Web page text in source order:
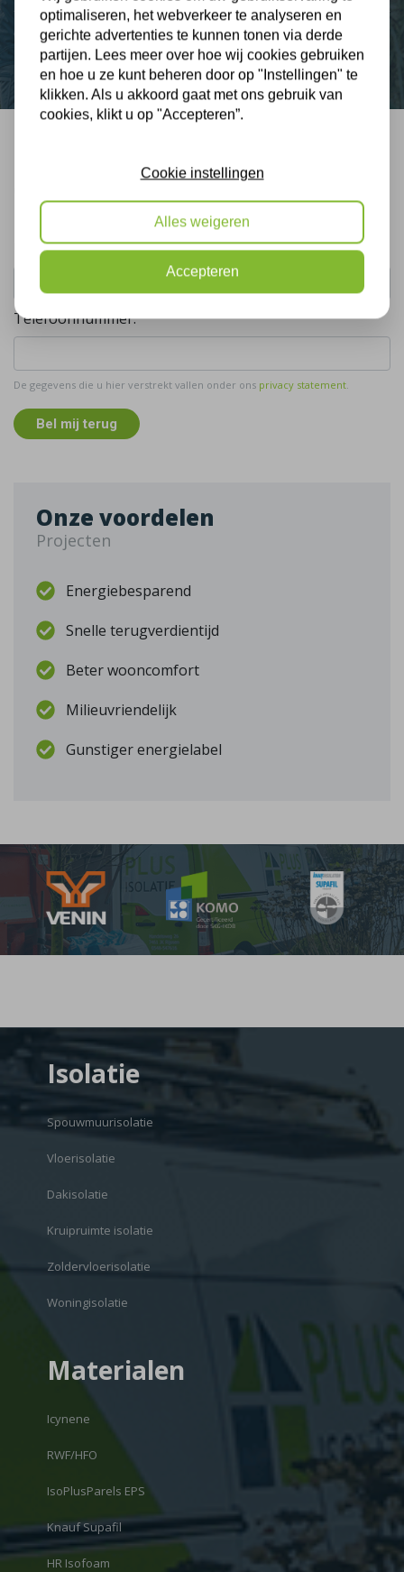
Contact
Bel mij terug
Uw naam:
Telefoonnummer:
De gegevens die u hier verstrekt vallen onder ons privacy statement.
Bel mij terug
Onze voordelen
Projecten
Energiebesparend
Snelle terugverdientijd
Beter wooncomfort
Milieuvriendelijk
Gunstiger energielabel
Isolatie
Spouwmuurisolatie
Vloerisolatie
Dakisolatie
Kruipruimte isolatie
Zoldervloerisolatie
Woningisolatie
Materialen
Icynene
RWF/HFO
IsoPlusParels EPS
Knauf Supafil
HR Isofoam
optimaliseren, het webverkeer te analyseren en
gerichte advertenties te kunnen tonen via derde
partijen. Lees meer over hoe wij cookies gebruiken
en hoe u ze kunt beheren door op "Instellingen" te
klikken. Als u akkoord gaat met ons gebruik van
cookies, klikt u op "Accepteren”.
Cookie instellingen
Alles weigeren
Accepteren